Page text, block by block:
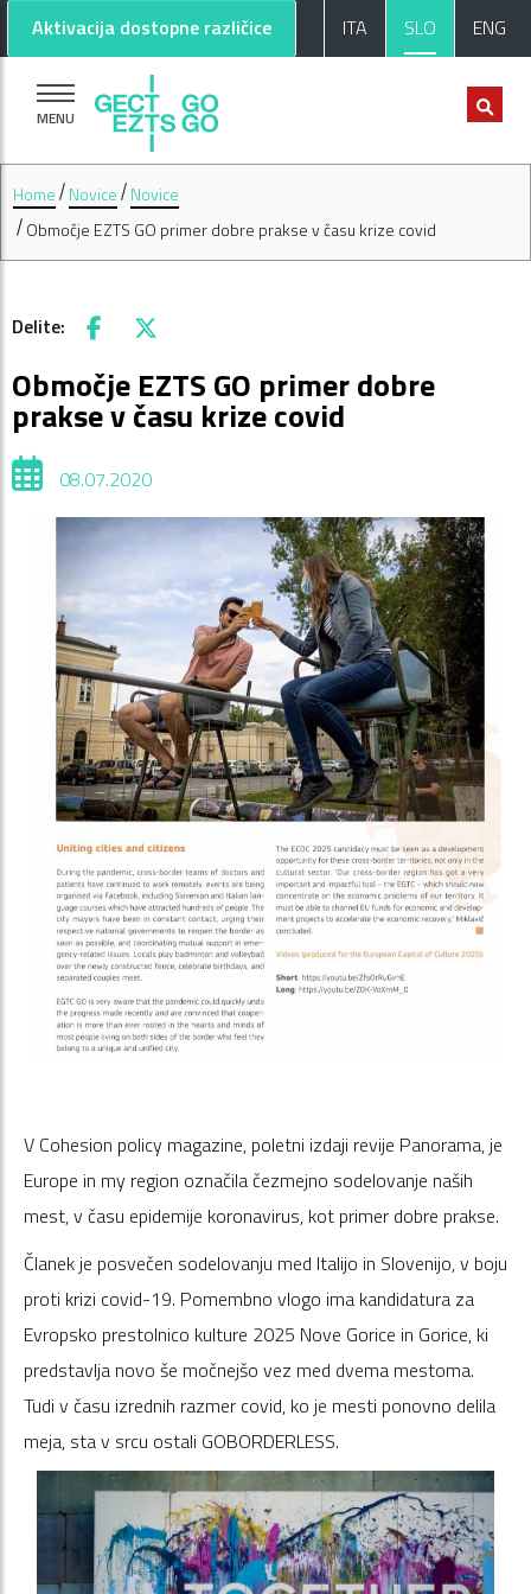
Pojdi na glavno vsebino
Pojdi na nogo strani
Aktivacija dostopne različice ITA SLO ENG
MENU
Home Novice
Novice
Območje EZTS GO primer dobre prakse v času krize covid
Delite: Facebook
X
Območje EZTS GO primer dobre
prakse v času krize covid
08.07.2020
V Cohesion policy magazine, poletni izdaji revije Panorama, je
Europe in my region označila čezmejno sodelovanje naših
mest, v času epidemije koronavirus, kot primer dobre prakse.
Članek je posvečen sodelovanju med Italijo in Slovenijo, v boju
proti krizi covid-19. Pomembno vlogo ima kandidatura za
Evropsko prestolnico kulture 2025 Nove Gorice in Gorice, ki
predstavlja novo še močnejšo vez med dvema mestoma.
Tudi v času izrednih razmer covid, ko je mesti ponovno delila
meja, sta v srcu ostali GOBORDERLESS.